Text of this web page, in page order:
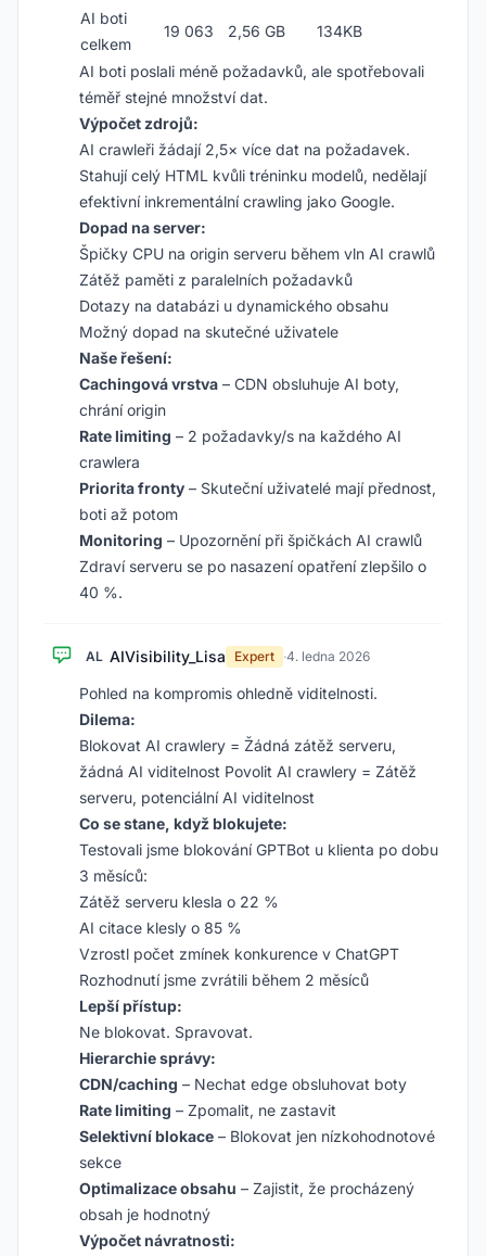
AI boti
celkem
19 063 2,56 GB 134KB
AI boti poslali méně požadavků, ale spotřebovali
téměř stejné množství dat.
Výpočet zdrojů:
AI crawleři žádají 2,5× více dat na požadavek.
Stahují celý HTML kvůli tréninku modelů, nedělají
efektivní inkrementální crawling jako Google.
Dopad na server:
Špičky CPU na origin serveru během vln AI crawlů
Zátěž paměti z paralelních požadavků
Dotazy na databázi u dynamického obsahu
Možný dopad na skutečné uživatele
Naše řešení:
Cachingová vrstva – CDN obsluhuje AI boty,
chrání origin
Rate limiting – 2 požadavky/s na každého AI
crawlera
Priorita fronty – Skuteční uživatelé mají přednost,
boti až potom
Monitoring – Upozornění při špičkách AI crawlů
Zdraví serveru se po nasazení opatření zlepšilo o
40 %.
AL AIVisibility_Lisa Expert ·4. ledna 2026
Pohled na kompromis ohledně viditelnosti.
Dilema:
Blokovat AI crawlery = Žádná zátěž serveru,
žádná AI viditelnost Povolit AI crawlery = Zátěž
serveru, potenciální AI viditelnost
Co se stane, když blokujete:
Testovali jsme blokování GPTBot u klienta po dobu
3 měsíců:
Zátěž serveru klesla o 22 %
AI citace klesly o 85 %
Vzrostl počet zmínek konkurence v ChatGPT
Rozhodnutí jsme zvrátili během 2 měsíců
Lepší přístup:
Ne blokovat. Spravovat.
Hierarchie správy:
CDN/caching – Nechat edge obsluhovat boty
Rate limiting – Zpomalit, ne zastavit
Selektivní blokace – Blokovat jen nízkohodnotové
sekce
Optimalizace obsahu – Zajistit, že procházený
obsah je hodnotný
Výpočet návratnosti: